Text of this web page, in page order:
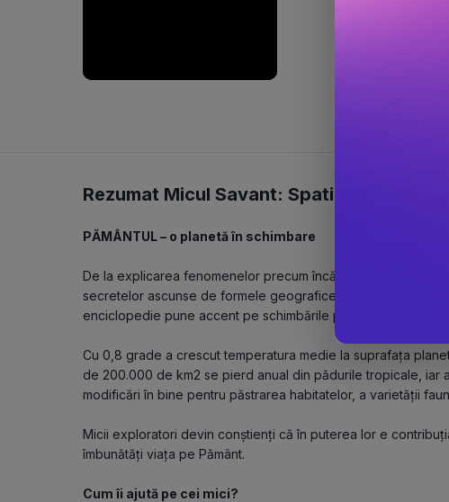
Rezumat Micul Savant: Spatiul si Pamantul
PĂMÂNTUL – o planetă în schimbare
De la explicarea fenomenelor precum încălzire globală,
secretelor ascunse de formele geografice cu vegetație și
enciclopedie pune accent pe schimbările produse în timp pe
Cu 0,8 grade a crescut temperatura medie la suprafața
de 200.000 de km2 se pierd anual din pădurile tropicale, iar
modificări în bine pentru păstrarea habitatelor, a varietății
Micii exploratori devin conștienți că în puterea lor e
îmbunătăți viața pe Pământ.
Cum îi ajută pe cei mici?